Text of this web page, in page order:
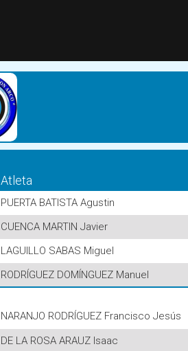
Atleta
PUERTA BATISTA Agustin
CUENCA MARTIN Javier
LAGUILLO SABAS Miguel
RODRÍGUEZ DOMÍNGUEZ Manuel
NARANJO RODRÍGUEZ Francisco Jesús
DE LA ROSA ARAUZ Isaac